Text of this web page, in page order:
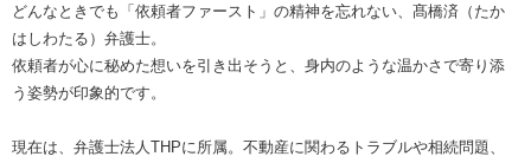
どんなときでも「依頼者ファースト」の精神を忘れない、髙橋済（たか
はしわたる）弁護士。
依頼者が心に秘めた想いを引き出そうと、身内のような温かさで寄り添
う姿勢が印象的です。
現在は、弁護士法人THPに所属。不動産に関わるトラブルや相続問題、